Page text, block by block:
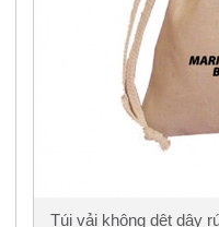
Túi vải không dệt dây